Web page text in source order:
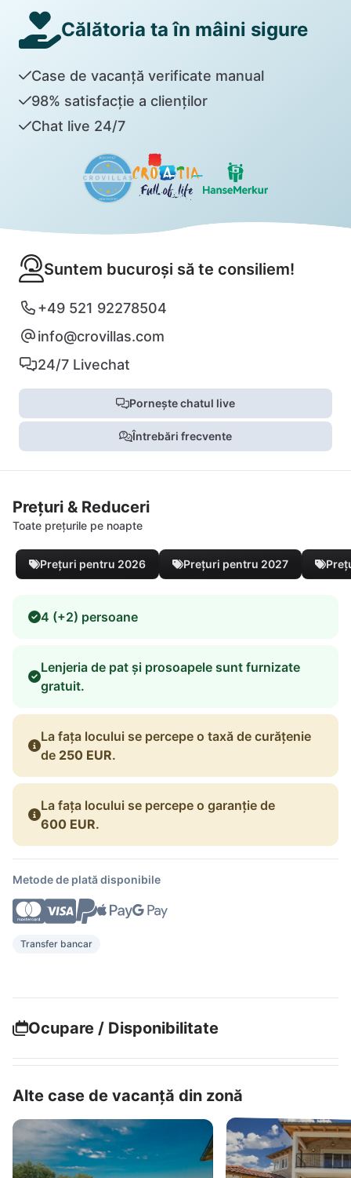
Călătoria ta în mâini sigure
Case de vacanță verificate manual
98% satisfacție a clienților
Chat live 24/7
Suntem bucuroși să te consiliem!
+49 521 92278504
info@crovillas.com
24/7 Livechat
Pornește chatul live
Întrebări frecvente
Prețuri & Reduceri
Toate prețurile pe noapte
Prețuri pentru 2026 Prețuri pentru 2027
4 (+2) persoane
Lenjeria de pat și prosoapele sunt furnizate
gratuit.
La fața locului se percepe o taxă de curățenie
de 250 EUR.
La fața locului se percepe o garanție de
600 EUR.
Metode de plată disponibile
Transfer bancar
Ocupare / Disponibilitate
Alte case de vacanță din zonă